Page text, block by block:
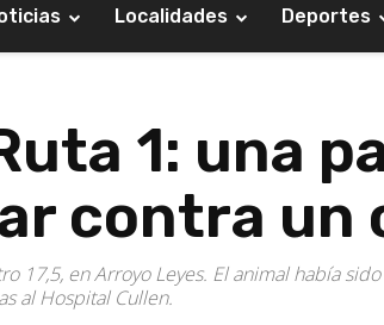
Localidades Deportes
1: una
contra un
17,5, en Arroyo Leyes. El animal había
al Hospital Cullen.